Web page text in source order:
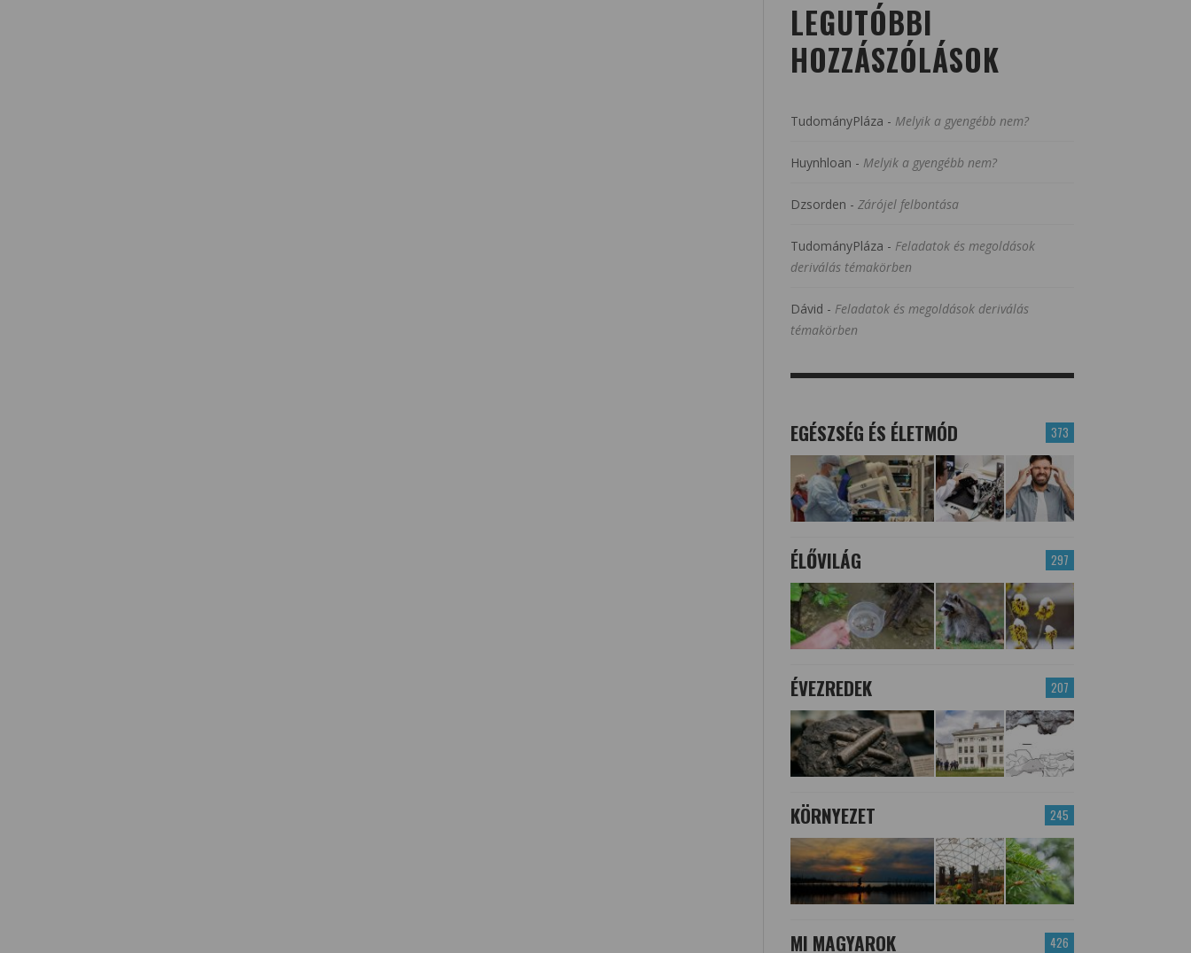
LEGUTÓBBI
HOZZÁSZÓLÁSOK
TudományPláza - Melyik a gyengébb nem?
Huynhloan - Melyik a gyengébb nem?
Dzsorden - Zárójel felbontása
TudományPláza - Feladatok és megoldások
deriválás témakörben
Dávid - Feladatok és megoldások deriválás
témakörben
373
EGÉSZSÉG ÉS ÉLETMÓD
297
ÉLŐVILÁG
207
ÉVEZREDEK
245
KÖRNYEZET
426
MI MAGYAROK